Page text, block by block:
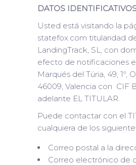
DATOS
Usted está visitando la
statefox.com titularidad
LandingTrack, SL, con
efecto de notificaciones
Marqués del Túria, 49, 1º,
46009, Valencia con CIF
adelante EL TITULAR.
Puede contactar con el
cualquiera de los
Correo postal a la
Correo electrónico de